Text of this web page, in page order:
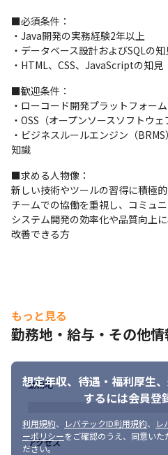
20～40代活躍中！
音楽やゲーム好きの方は軽音を楽
たり、アウトドア派はキャンプやゴ
社員同士の仲が良く、あなたが居
はずです。
【当社の社風・特色】
◎自分の意見が通りやすい！例え
てみたい"から始まりました。
◎社内でのコミュニケーションを大
交換や要望、相談ができる機会
◎社員同士フラットに意見を出しや
役職関係なく〇〇さんと呼び合っ
■必須条件：
・Java開発の実務経験2年以上
・データベース設計およびSQLの知
・HTML、CSS、JavaScriptの知見
■歓迎条件：
・ローコード開発プラットフォー
・OSS（オープンソースソフトウ
・ビジネスルールエンジン（
知識
■求める人物像：
新しい技術やツールの習得に積極
チームでの協働を重視し、コミュ
システム開発の効率化や品質向上
改善できる方
もっと見る
勤務地・給与・その他情
想定年収、待遇・福利厚生、
するには会員登
利用規約、 レバテックID利用規約、
レ
ーポリシーをご確認のうえ、同意いた
ださい。
勤務地
アクセス